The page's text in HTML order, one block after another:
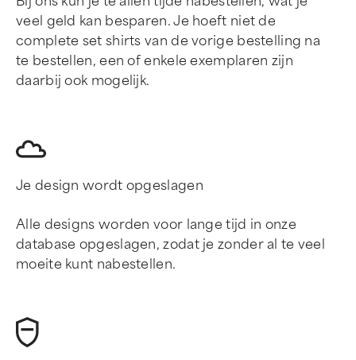
veel geld kan besparen. Je hoeft niet de
complete set shirts van de vorige bestelling na
te bestellen, een of enkele exemplaren zijn
daarbij ook mogelijk.
Je design wordt opgeslagen
Alle designs worden voor lange tijd in onze
database opgeslagen, zodat je zonder al te veel
moeite kunt nabestellen.